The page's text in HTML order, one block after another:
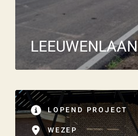
LEEUWENLAAN
LOPEND PROJECT
WEZEP